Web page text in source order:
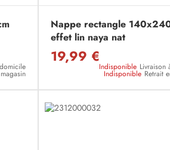
Nappe rectangle
effet lin naya nat
19,99 €
Indisponible Livraison
Indisponible Retrait